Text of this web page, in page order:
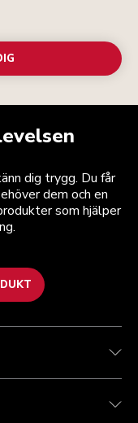
dig trygg. Du får
dem och en
som hjälper